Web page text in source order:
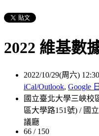
2022 維基數
2022/10/29(周六)
iCal/Outlook, Google
國立臺北大學三峽校
區大學路151號) / 國
議廳
66 / 150